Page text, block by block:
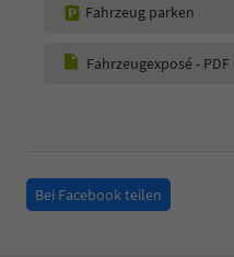
Fahrzeug parken
Fahrzeugexposé - PDF
Bei Facebook teilen